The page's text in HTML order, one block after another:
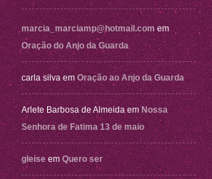
marcia_marciamp@hotmail.com em
Oração do Anjo da Guarda
carla silva em Oração ao Anjo da Guarda
Arlete Barbosa de Almeida em Nossa
Senhora de Fatima 13 de maio
gleise em Quero ser